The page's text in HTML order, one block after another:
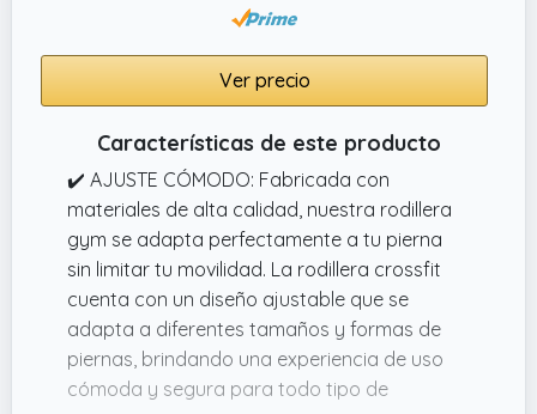
compresión uniforme que ayuda a mantener
una sensación de mayor seguridad y control
en cada movimiento.
Fabricada con tejido transpirable y flexible
que se adapta como una segunda piel sin
limitar el movimiento. La manga de rodilla
evita abultamientos incómodos detrás de la
rodilla y permite utilizarla durante largas
jornadas en casa, oficina, trabajo físico,
ejercicio o actividades cotidianas.
Ver precio
Características de este producto
✔️ AJUSTE CÓMODO: Fabricada con
materiales de alta calidad, nuestra rodillera
gym se adapta perfectamente a tu pierna
sin limitar tu movilidad. La rodillera crossfit
cuenta con un diseño ajustable que se
adapta a diferentes tamaños y formas de
piernas, brindando una experiencia de uso
cómoda y segura para todo tipo de